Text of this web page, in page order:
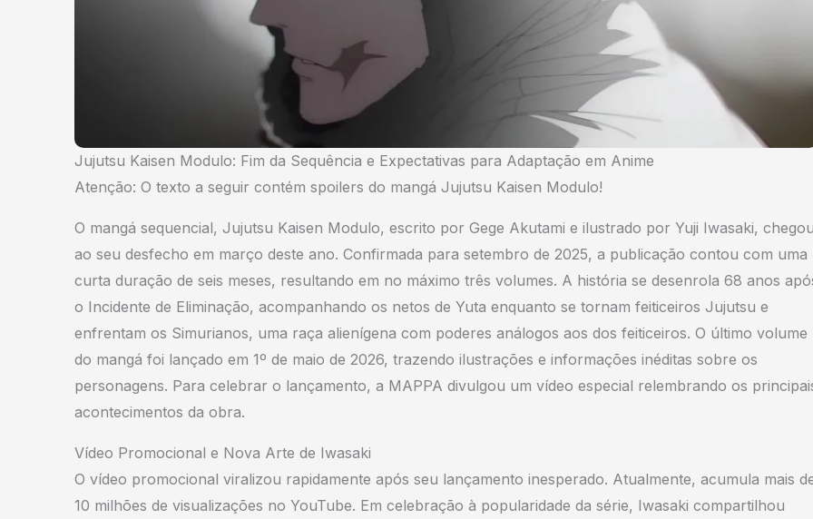
Jujutsu Kaisen Modulo: Fim da Sequência e Expectativas para Adaptação em Anime
Atenção: O texto a seguir contém spoilers do mangá Jujutsu Kaisen Modulo!
O mangá sequencial, Jujutsu Kaisen Modulo, escrito por Gege Akutami e ilustrado por Yuji Iwasaki,
ao seu desfecho em março deste ano. Confirmada para setembro de 2025, a publicação contou com uma
curta duração de seis meses, resultando em no máximo três volumes. A história se desenrola 68 anos
o Incidente de Eliminação, acompanhando os netos de Yuta enquanto se tornam feiticeiros Jujutsu e
enfrentam os Simurianos, uma raça alienígena com poderes análogos aos dos feiticeiros. O último volume
do mangá foi lançado em 1º de maio de 2026, trazendo ilustrações e informações inéditas sobre os
personagens. Para celebrar o lançamento, a MAPPA divulgou um vídeo especial relembrando os
acontecimentos da obra.
Vídeo Promocional e Nova Arte de Iwasaki
O vídeo promocional viralizou rapidamente após seu lançamento inesperado. Atualmente, acumula mais
10 milhões de visualizações no YouTube. Em celebração à popularidade da série, Iwasaki compartilhou